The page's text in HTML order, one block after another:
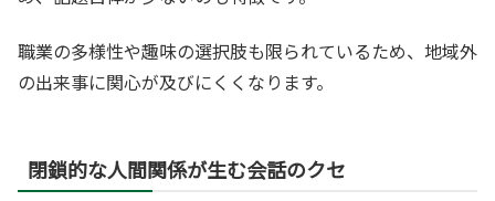
職業の多様性や趣味の選択肢も限られているため、地域外
の出来事に関心が及びにくくなります。
閉鎖的な人間関係が生む会話のクセ